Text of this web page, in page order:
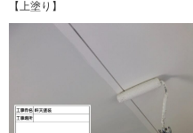
【上塗り】